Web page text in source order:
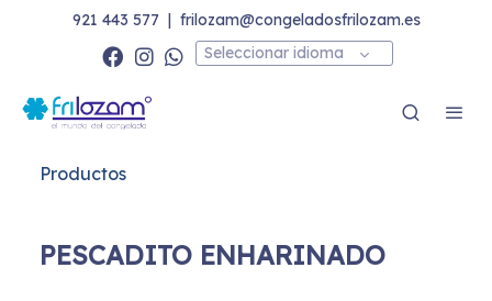
921 443 577 | frilozam@congeladosfrilozam.es
Seleccionar idioma
Productos
PESCADITO ENHARINADO